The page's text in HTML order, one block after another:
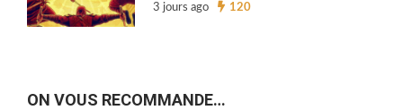
3 jours ago 120
ON VOUS RECOMMANDE…